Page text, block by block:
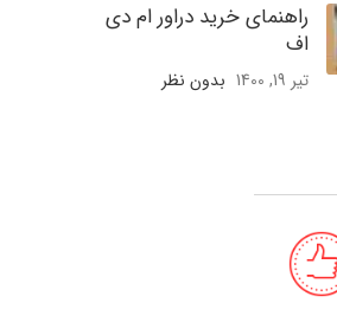
راهنمای خرید دراور ام دی
اف
تیر 19, 1400 بدون نظر